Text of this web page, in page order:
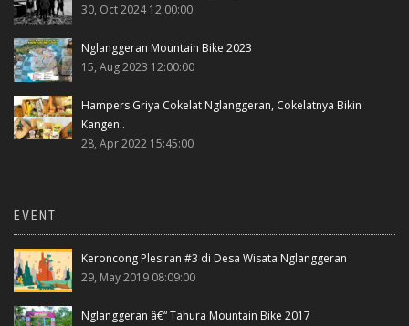
30, Oct 2024 12:00:00
Nglanggeran Mountain Bike 2023
15, Aug 2023 12:00:00
Hampers Griya Cokelat Nglanggeran, Cokelatnya Bikin
Kangen..
28, Apr 2022 15:45:00
EVENT
Keroncong Plesiran #3 di Desa Wisata Nglanggeran
29, May 2019 08:09:00
Nglanggeran â€“ Tahura Mountain Bike 2017